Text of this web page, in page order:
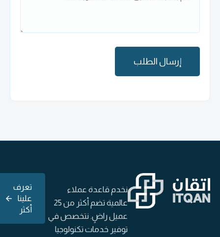
نخدم قاعدة عملاء
عالمية تضم أكثر من 25
عميل راضٍ. نتخصص في
توفير خدمات تكنولوجيا
تعرف
علينا
أكثر